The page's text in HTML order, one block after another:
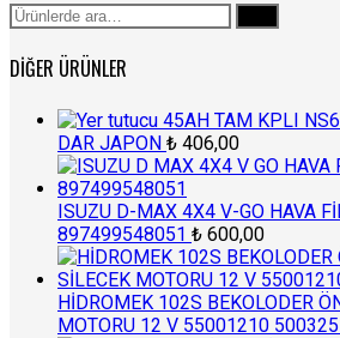
Ara:
DIĞER ÜRÜNLER
45AH TAM KPLI
DAR JAPON ₺ 406,00
ISUZU D-MAX 4X4 V-GO HAVA
897499548051 ₺ 600,00
HİDROMEK 102S BEKOLODER
MOTORU 12 V 55001210